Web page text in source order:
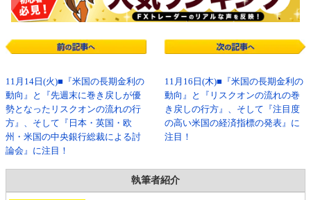
11月14日(火)■『米国の長期金利の
動向』と『先週末に巻き戻しが優
勢となったリスクオンの流れの行
方』、そして『日本・英国・欧
州・米国の中央銀行総裁による討
論会』に注目！
11月16日(木)■『米国の長期金利の
動向』と『リスクオンの流れの巻
き戻しの行方』、そして『注目度
の高い米国の経済指標の発表』に
注目！
執筆者紹介